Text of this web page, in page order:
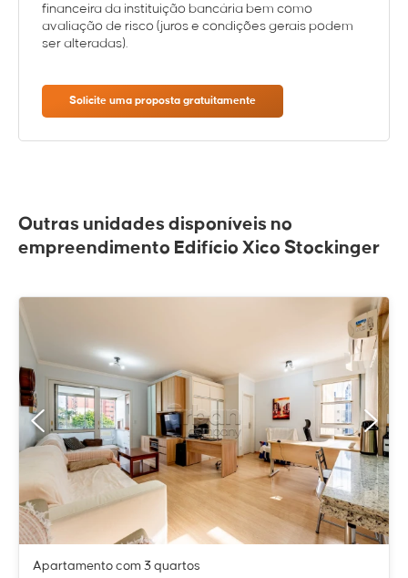
financeira da instituição bancária bem como
avaliação de risco (juros e condições gerais podem
ser alteradas).
Solicite uma proposta gratuitamente
Outras unidades disponíveis no
empreendimento Edifício Xico Stockinger
Apartamento com 3 quartos